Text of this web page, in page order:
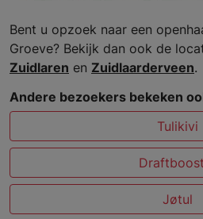
Bent u opzoek naar een
Groeve? Bekijk dan ook de
Zuidlaren en Zuidlaarderveen.
Andere bezoekers bekeken
Tulikivi
Jøtul